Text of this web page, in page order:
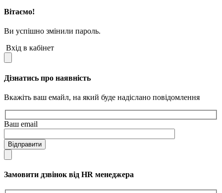
Вітаємо!
Ви успішно змінили пароль.
Вхід в кабінет
Дізнатись про наявність
Вкажіть ваш емайл, на який буде надіслано повідомлення
Ваш email
Відправити
Замовити дзвінок від HR менеджера